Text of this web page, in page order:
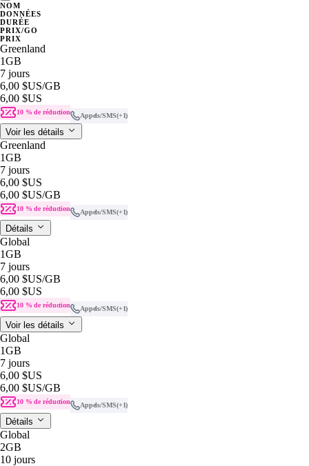
NOM
DONNÉES
DURÉE
PRIX/GO
PRIX
Greenland
1GB
7 jours
6,00 $US/GB
6,00 $US
10 % de réduction Appels/SMS(+1)
Voir les détails
Greenland
1GB
7 jours
6,00 $US
6,00 $US/GB
10 % de réduction Appels/SMS(+1)
Détails
Global
1GB
7 jours
6,00 $US/GB
6,00 $US
10 % de réduction Appels/SMS(+1)
Voir les détails
Global
1GB
7 jours
6,00 $US
6,00 $US/GB
10 % de réduction Appels/SMS(+1)
Détails
Global
2GB
10 jours